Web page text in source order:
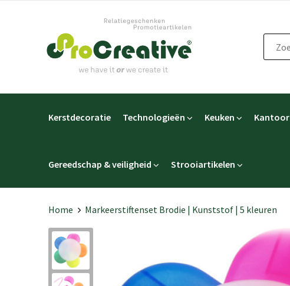
Kerstdecoratie Technologieën Keuken Kantoor
Gereedschap & veiligheid Strooiartikelen
Home Markeerstiftenset Brodie | Kunststof | 5 kleuren